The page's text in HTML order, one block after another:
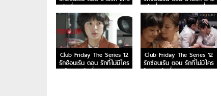
วันที่ 29 ก.พ. 63 ตอนที่ 3
วันที่ 22 ก.พ. 63 ตอนที่ 2
Club Friday The Series 12
รักซ่อนเร้น ตอน รักที่ไม่มีใคร
รู้ EP.2 วันที่ 25 ม.ค. 63
Club Friday The Series 12
รักซ่อนเร้น ตอน รักที่ไม่มีใคร
รู้ EP.1 วันที่ 18 ม.ค. 63 ตอน